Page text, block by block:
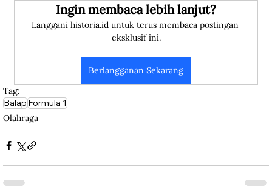
Ingin membaca lebih lanjut?
Langgani historia.id untuk terus membaca postingan
eksklusif ini.
Berlangganan Sekarang
Tag:
BalapFormula 1
Olahraga